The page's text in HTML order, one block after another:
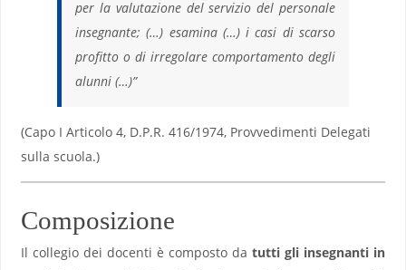
per la valutazione del servizio del personale
insegnante; (…) esamina (…) i casi di scarso
profitto o di irregolare comportamento degli
alunni (…)”
(Capo I Articolo 4, D.P.R. 416/1974, Provvedimenti Delegati
sulla scuola.)
Composizione
Il collegio dei docenti è composto datutti gli insegnanti in